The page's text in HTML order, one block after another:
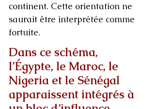
continent. Cette orientation ne
saurait être interprétée comme
fortuite.
Dans ce schéma,
l’Égypte, le Maroc, le
Nigeria et le Sénégal
apparaissent intégrés à